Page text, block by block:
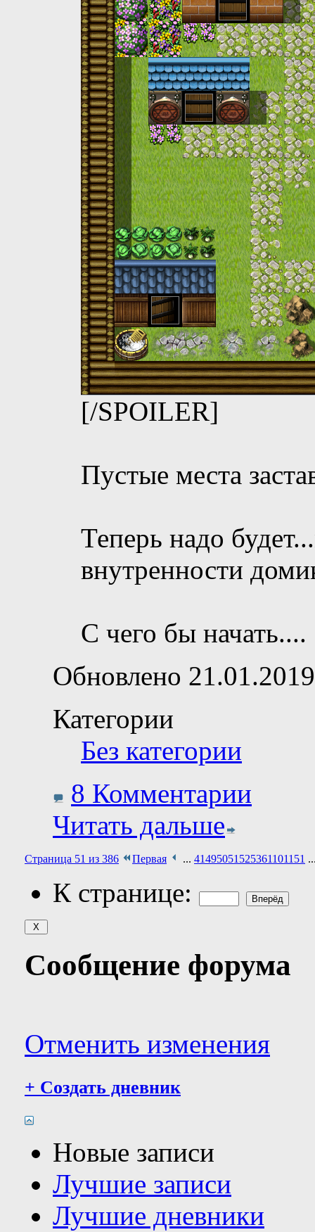
[/SPOILER]
Пустые места
Теперь надо
внутренности
С чего бы начать....
Обновлено
Категории
Без категории
8 Комментарии
Читать дальше
Страница 51 из 386 Первая ... 41495051 525361101151
К странице:
Сообщение форума
Отменить изменения
+ Создать дневник
Новые записи
Лучшие записи
Лучшие дневники